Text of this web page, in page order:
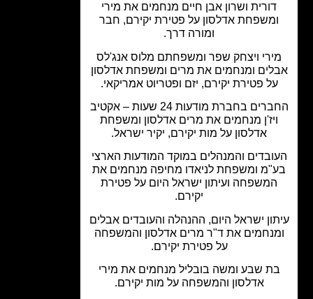
דורית ושרון אבן חיים מנחמים את מירי
אדלסון על פטירת יקירם, חבר
ומורה דרך.
ויצחק שפר ומשפחתם מלוס אנג'לס
ומנחמים את מרים ומשפחת אדלסון
פטירת יקירם, יזם ופטריוט אמריקאי.
החברים בחברת מודעות 24 שעות – אקטיב
מנחמים את מרים אדלסון ומשפחת
אדלסון על מות יקירם, יקיר ישראל.
והמנהלים במוקד המודעות הארצי
ומשפחת לניאדו מחיפה מנחמים את
ועיתון ישראל היום על פטירת
ישראל היום, ההנהלה והעובדים אבלים
את ד"ר מרים אדלסון והמשפחה
על פטירת יקירם.
שבע ומשה בובליל מנחמים את מירי
אדלסון והמשפחה על מות יקירם.